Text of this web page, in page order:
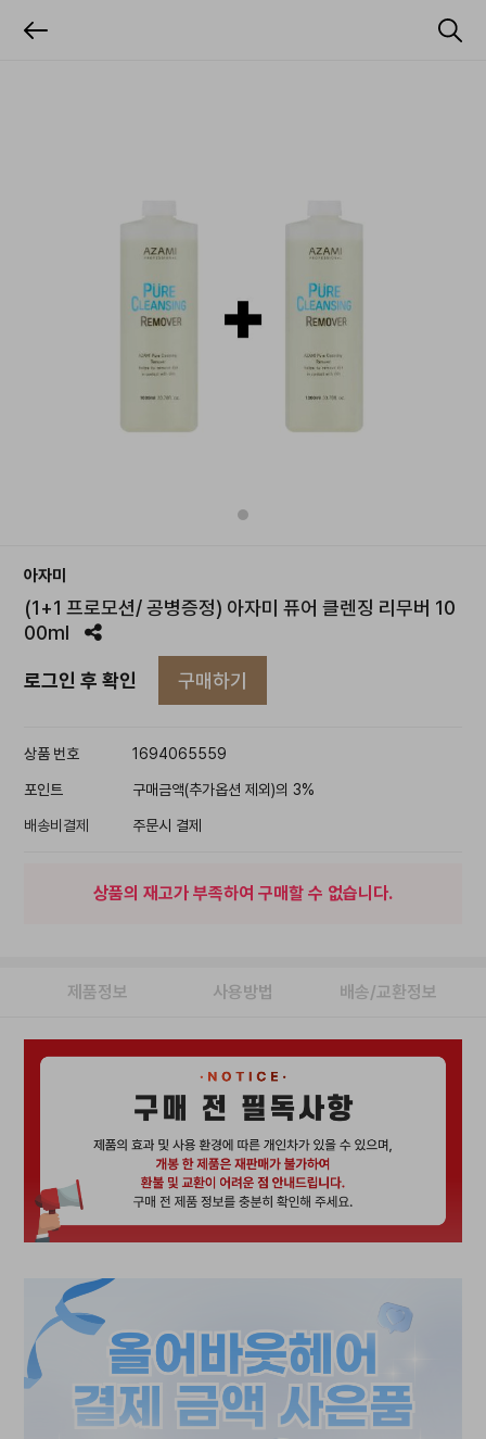
아자미
(1+1 프로모션/ 공병증정) 아자미 퓨어 클렌징 리무버 10
00ml
로그인 후 확인 구매하기
상품 번호 1694065559
포인트 구매금액(추가옵션 제외)의 3%
배송비결제 주문시 결제
상품의 재고가 부족하여 구매할 수 없습니다.
제품정보 사용방법 배송/교환정보